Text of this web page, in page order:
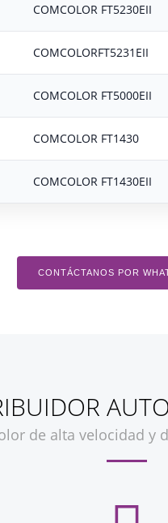
COMCOLOR FT5230EII
COMCOLORFT5231EII
COMCOLOR FT5000EII
COMCOLOR FT1430
COMCOLOR FT1430EII
CONTÁCTANOS POR
de alta velocidad